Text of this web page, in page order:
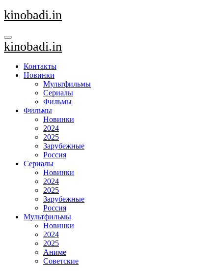
Перейти
к
kinobadi.in
kinobadi.in
Контакты
Новинки
Мультфильмы
Сериалы
Фильмы
Фильмы
Новинки
2024
2025
Зарубежные
Россия
Сериалы
Новинки
2024
2025
Зарубежные
Россия
Мультфильмы
Новинки
2024
2025
Аниме
Советские